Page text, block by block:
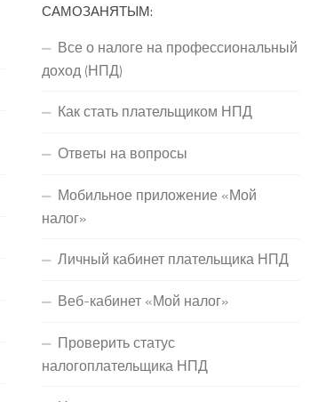
САМОЗАНЯТЫМ:
Все о налоге на профессиональный
доход (НПД)
Как стать плательщиком НПД
Ответы на вопросы
Мобильное приложение «Мой
налог»
Личный кабинет плательщика НПД
Веб-кабинет «Мой налог»
Проверить статус
налогоплательщика НПД